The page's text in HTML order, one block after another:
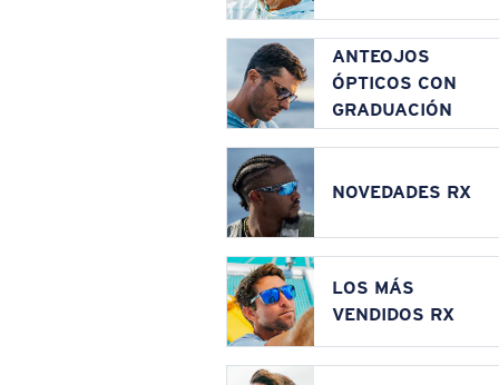
ANTEOJOS
ÓPTICOS CON
GRADUACIÓN
NOVEDADES RX
LOS MÁS
VENDIDOS RX